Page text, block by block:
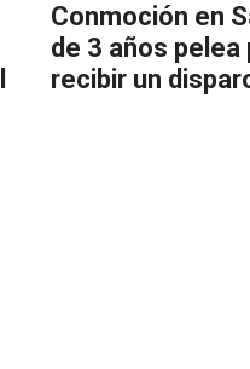
Conmoción en
de 3 años pelea
recibir un